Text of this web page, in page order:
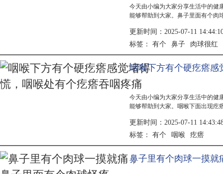
今天由小编为大家分享生活中的健
能够帮助到大家。鼻子里面有个肉
或手术...
更新时间：2025-07-11
标签： 有个 鼻子 肉球很红
咽喉下方有个硬疙瘩感
今天由小编为大家分享生活中的健
能够帮助到大家。咽喉下面出现疙
颈部淋...
更新时间：2025-07-11
标签： 有个 咽喉 疙瘩
鼻子里有个肉球一摸就